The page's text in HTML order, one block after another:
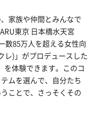
家族や仲間とみんなで
東京 日本橋水天宮
数85万人を超える女性向
レ)」がプロデュースした
を体験できます。このコ
ムを選んで、自分たち
ことで、さっそくその